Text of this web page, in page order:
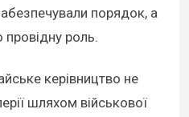
порядок, а
роль.
керівництво не
шляхом військової